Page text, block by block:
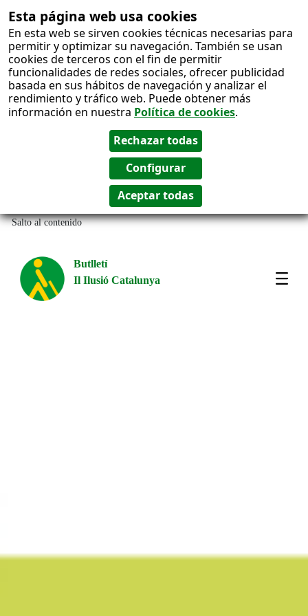
Esta página web usa cookies
En esta web se sirven cookies técnicas necesarias para
permitir y optimizar su navegación. También se usan
cookies de terceros con el fin de permitir
funcionalidades de redes sociales, ofrecer publicidad
basada en sus hábitos de navegación y analizar el
rendimiento y tráfico web. Puede obtener más
información en nuestra Política de cookies.
Salto al contenido
Butlletí
Il Ilusió Catalunya